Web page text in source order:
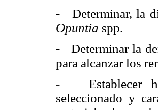
- Determinar, la
Opuntia spp.
- Determinar la
para alcanzar los
- Establecer
seleccionado y